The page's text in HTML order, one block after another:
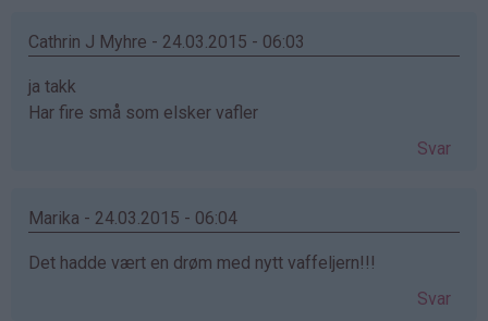
Cathrin J Myhre - 24.03.2015 - 06:03
ja takk
Har fire små som elsker vafler
Svar
Marika - 24.03.2015 - 06:04
Det hadde vært en drøm med nytt vaffeljern!!!
Svar